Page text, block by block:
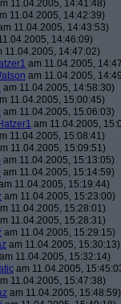
11.04.2005, 14:41:48)
11.04.2005, 14:42:39)
11.04.2005, 14:43:53)
14:46:09)
11.04.2005, 14:47:02)
am 11.04.2005,
am 11.04.2005,
am 11.04.2005, 14:58:30)
11.04.2005, 15:00:45)
am 11.04.2005, 15:06:03)
am 11.04.2005,
11.04.2005, 15:08:41)
11.04.2005, 15:09:51)
am 11.04.2005, 15:13:05)
am 11.04.2005, 15:14:59)
11.04.2005, 15:19:44)
am 11.04.2005, 15:23:00)
11.04.2005, 15:28:01)
11.04.2005, 15:28:31)
am 11.04.2005, 15:29:15)
am 11.04.2005, 15:30:13)
am 11.04.2005, 15:32:14)
am 11.04.2005,
11.04.2005, 15:47:38)
am 11.04.2005, 15:48:59)